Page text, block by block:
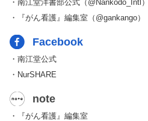
・南江堂洋書部公式（@Nankodo_Intl）
・『がん看護』編集室（@gankango）
Facebook
・南江堂公式
・NurSHARE
note
・『がん看護』編集室